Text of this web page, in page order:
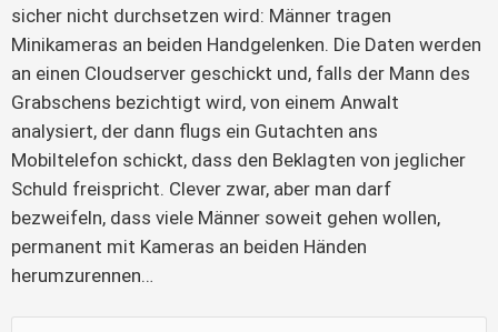
sicher nicht durchsetzen wird: Männer tragen
Minikameras an beiden Handgelenken. Die Daten werden
an einen Cloudserver geschickt und, falls der Mann des
Grabschens bezichtigt wird, von einem Anwalt
analysiert, der dann flugs ein Gutachten ans
Mobiltelefon schickt, dass den Beklagten von jeglicher
Schuld freispricht. Clever zwar, aber man darf
bezweifeln, dass viele Männer soweit gehen wollen,
permanent mit Kameras an beiden Händen
herumzurennen…